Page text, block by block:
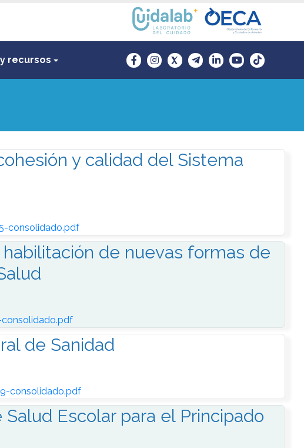
recursos
y calidad del Sistema
consolidado.pdf
de nuevas formas de
de Sanidad
consolidado.pdf
Escolar para el Principado